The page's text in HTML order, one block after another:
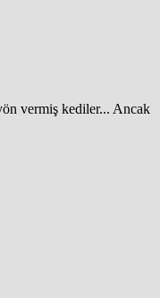
vermiş kediler... Ancak